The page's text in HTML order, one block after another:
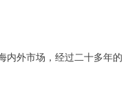
内外市场，经过二十多年的